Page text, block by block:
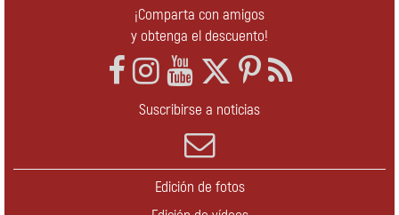
¡Comparta con amigos
y obtenga el descuento!
Suscribirse a noticias
Edición de fotos